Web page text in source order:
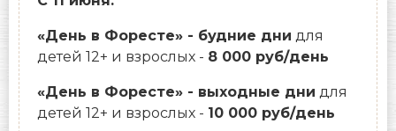
«День в Форесте» - будние дни для
детей 12+ и взрослых - 8 000 руб/день
«День в Форесте» - выходные дни для
детей 12+ и взрослых - 10 000 руб/день